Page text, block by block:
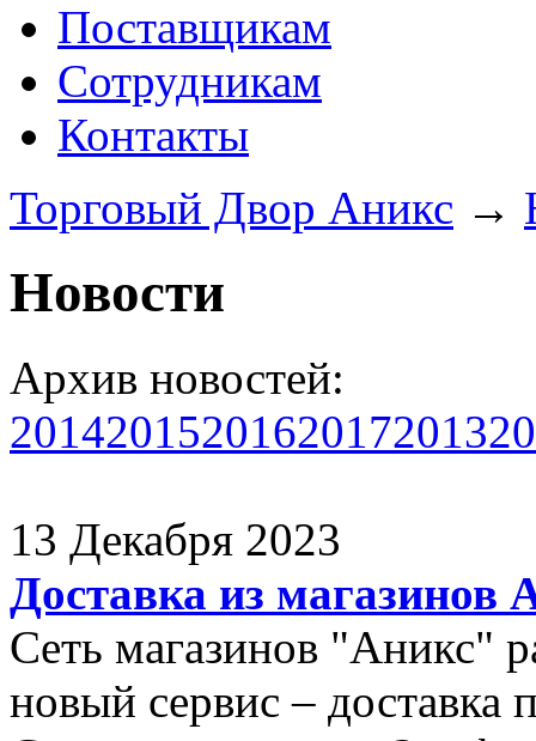
Поставщикам
Сотрудникам
Контакты
Торговый Двор Аникс →
Новости
Архив новостей:
20142015201620172013
13 Декабря 2023
Доставка из магазинов
Сеть магазинов "Аникс"
новый сервис – доставка